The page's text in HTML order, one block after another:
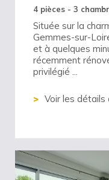
4 pièces - 3
Située sur la
Gemmes-sur-
et à quelques
récemment
privilégié ...
Voir les détails